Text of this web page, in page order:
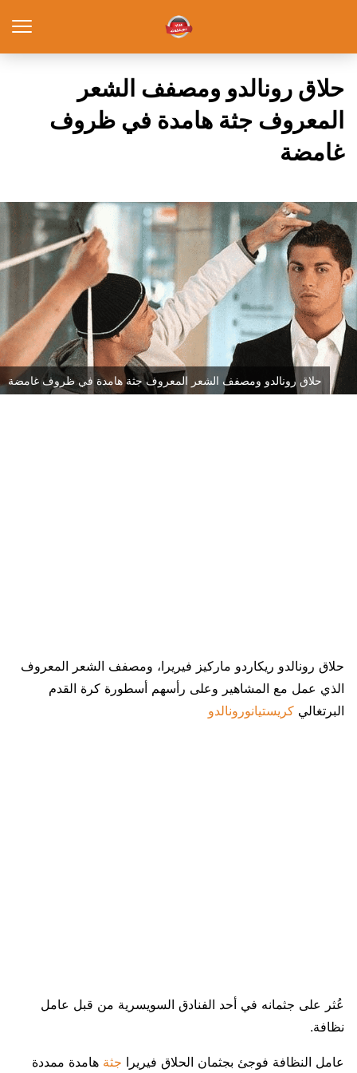
حلاق رونالدو ومصفف الشعر
المعروف جثة هامدة في ظروف
غامضة
حلاق رونالدو ومصفف الشعر المعروف جثة هامدة في ظروف غامضة
حلاق رونالدو ريكاردو ماركيز فيريرا، ومصفف الشعر المعروف
الذي عمل مع المشاهير وعلى رأسهم أسطورة كرة القدم
البرتغالي كريستيانورونالدو
عُثر على جثمانه في أحد الفنادق السويسرية من قبل عامل
نظافة.
عامل النظافة فوجئ بجثمان الحلاق فيريرا جثة هامدة ممددة